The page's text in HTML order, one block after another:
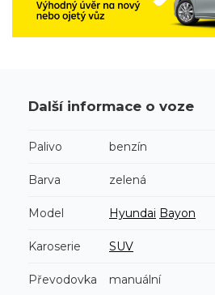
Další informace o voze
Palivo benzín
Barva zelená
Model Hyundai Bayon
Karoserie SUV
Převodovka manuální